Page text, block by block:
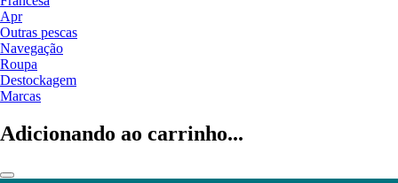
Apr
Outras pescas
Navegação
Roupa
Destockagem
Marcas
Adicionando ao carrinho...